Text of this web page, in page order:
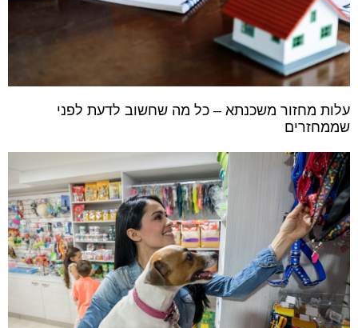
עלות מחזור משכנתא – כל מה שחשוב לדעת לפני
שממחזרים